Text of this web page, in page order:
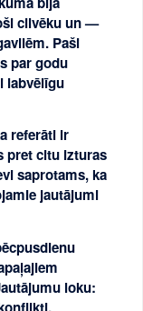
cilvēku un —
Paši
par godu
labvēlīgu
referāti ir
pret citu izturas
saprotams, ka
jautājumi
loku: